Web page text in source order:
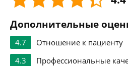
Дополнительные
4.7
Отношение к пациенту
4.3
Профессиональные